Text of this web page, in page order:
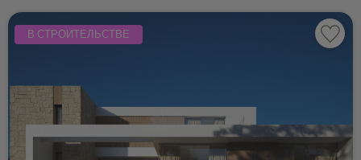
В СТРОИТЕЛЬСТВЕ